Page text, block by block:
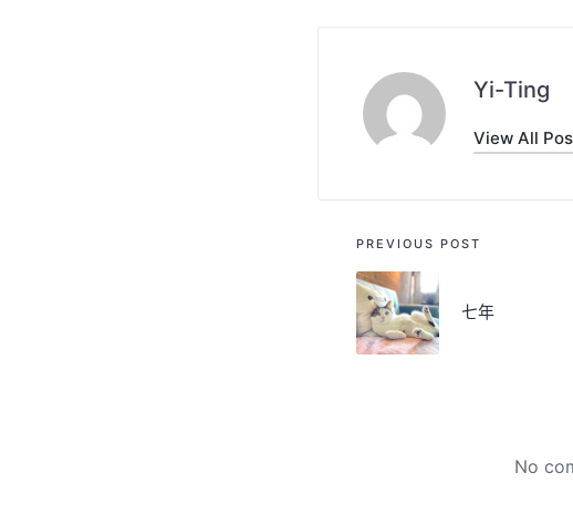
Yi-Ting
View All
Post
navigation
PREVIOUS POST
七年
No